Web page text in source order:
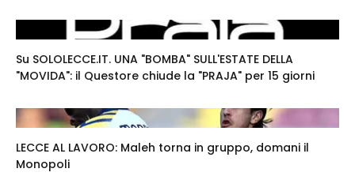
Su SOLOLECCE.IT. UNA "BOMBA" SULL'ESTATE DELLA
"MOVIDA": il Questore chiude la "PRAJA" per 15 giorni
LECCE AL LAVORO: Maleh torna in gruppo, domani il
Monopoli